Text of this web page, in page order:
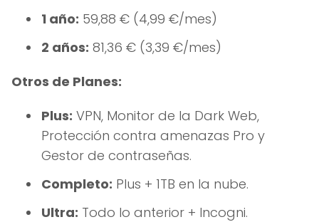
1 año: 59,88 € (4,99 €/mes)
2 años: 81,36 € (3,39 €/mes)
Otros de Planes:
Plus: VPN, Monitor de la Dark Web,
Protección contra amenazas Pro y
Gestor de contraseñas.
Completo: Plus + 1TB en la nube.
Ultra: Todo lo anterior + Incogni.